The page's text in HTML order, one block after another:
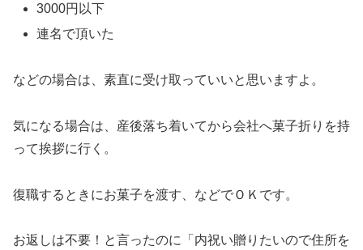
3000円以下
連名で頂いた
などの場合は、素直に受け取っていいと思いますよ。
気になる場合は、産後落ち着いてから会社へ菓子折りを持
って挨拶に行く。
復職するときにお菓子を渡す、などでＯＫです。
お返しは不要！と言ったのに「内祝い贈りたいので住所を